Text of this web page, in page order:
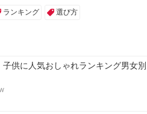
ランキング 選び方
供に人気おしゃれランキング男女別